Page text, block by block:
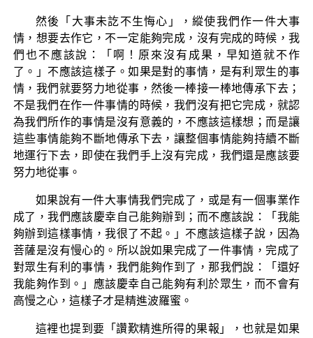
然後「大事未訖不生悔心」，縱使我們作一件大事
情，想要去作它，不一定能夠完成，沒有完成的時候，我
們也不應該說：「啊！原來沒有成果，早知道就不作
了。」不應該這樣子。如果是對的事情，是有利眾生的事
情，我們就要努力地從事，然後一棒接一棒地傳承下去；
不是我們在作一件事情的時候，我們沒有把它完成，就認
為我們所作的事情是沒有意義的，不應該這樣想；而是讓
這些事情能夠不斷地傳承下去，讓整個事情能夠持續不斷
地運行下去，即使在我們手上沒有完成，我們還是應該要
努力地從事。
如果說有一件大事情我們完成了，或是有一個事業作
成了，我們應該慶幸自己能夠辦到；而不應該說：「我能
夠辦到這樣事情，我很了不起。」不應該這樣子說，因為
菩薩是沒有慢心的。所以說如果完成了一件事情，完成了
對眾生有利的事情，我們能夠作到了，那我們說：「還好
我能夠作到。」應該慶幸自己能夠有利於眾生，而不會有
高慢之心，這樣子才是精進波羅蜜。
這裡也提到要「讚歎精進所得的果報」，也就是如果